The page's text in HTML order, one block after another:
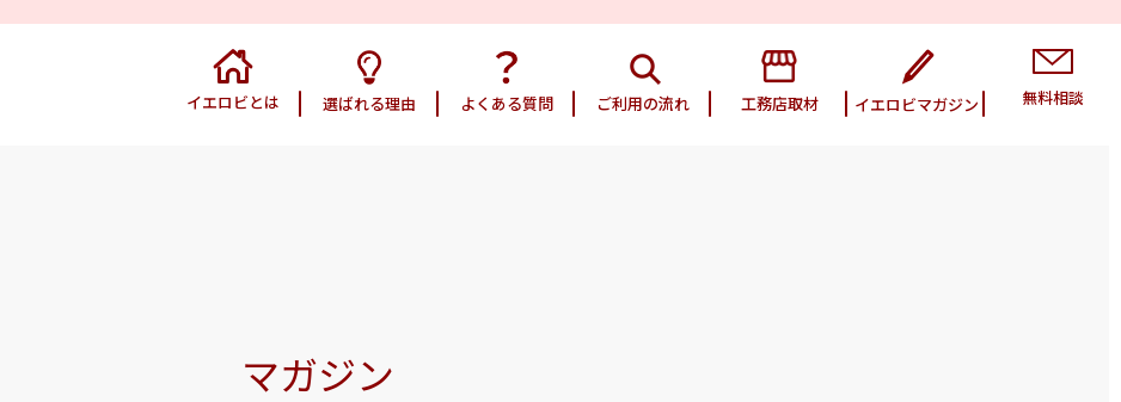
イエロビとは 選ばれる理由 よくある質問 ご利用の流れ 工務店取材 イエロビマガジン 無料相談
マガジン